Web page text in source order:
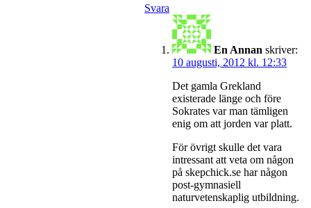
Svara
En Annan skriver:
10 augusti, 2012 kl. 12:33
Det gamla Grekland
existerade länge och före
Sokrates var man tämligen
enig om att jorden var platt.
För övrigt skulle det vara
intressant att veta om någon
på skepchick.se har någon
post-gymnasiell
naturvetenskaplig utbildning.